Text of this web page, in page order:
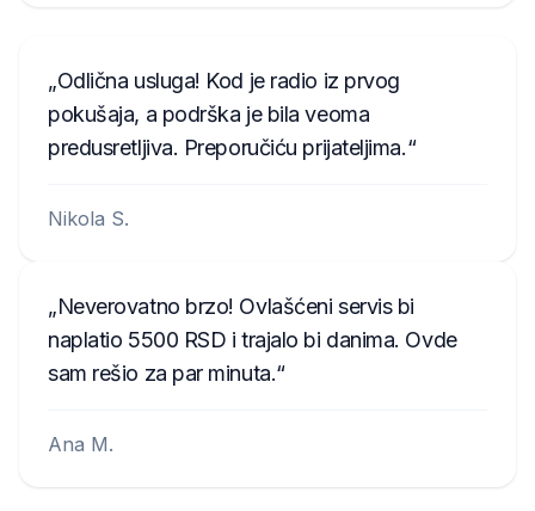
Odlična usluga! Kod je radio iz prvog
pokušaja, a podrška je bila veoma
predusretljiva. Preporučiću prijateljima.
Nikola S.
Neverovatno brzo! Ovlašćeni servis bi
naplatio 5500 RSD i trajalo bi danima. Ovde
sam rešio za par minuta.
Ana M.